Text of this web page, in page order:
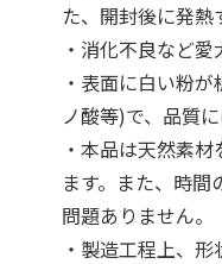
た、開封後に発熱
・消化不良など
・表面に白い粉
ノ酸等)で、品質
・本品は天然素
ます。また、時
問題ありません。
・製造工程上、